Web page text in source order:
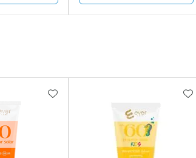
ADICIONAR AOS FAVORITOS